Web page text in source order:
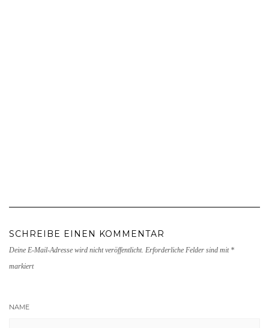
SCHREIBE EINEN KOMMENTAR
Deine E-Mail-Adresse wird nicht veröffentlicht. Erforderliche Felder sind mit *
markiert
NAME